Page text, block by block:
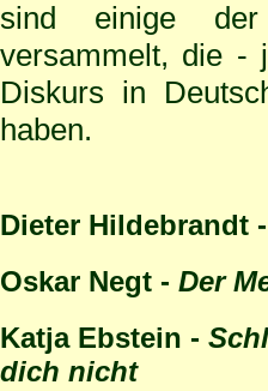
sind einige der
versammelt, die -
Diskurs in
haben.
Dieter Hildebrandt -
Oskar Negt - Der
Katja Ebstein -
dich nicht